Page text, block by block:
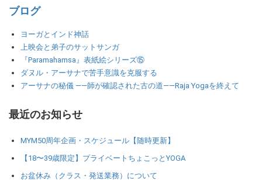
ブログ
ヨーガとインド神話
上映会と弟子のサットサンガ
『Paramahamsa』表紙絵シリーズ⑮
ダヌル・アーサナで苦手意識を克服する
アーサナの秘儀 ――師が確認された古の道――Raja Yogaを終えて
最近のお知らせ
MYM50周年企画・スケジュール【随時更新】
【18〜39歳限定】プライベートちょこっとYOGA
お盆休み（クラス・発送業務）について